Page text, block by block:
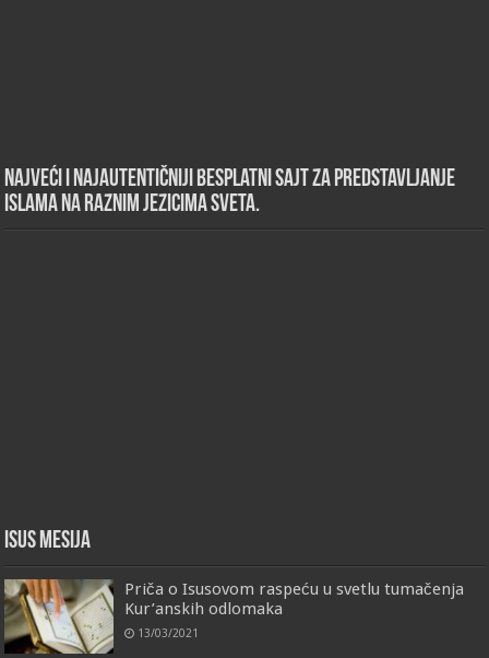
Najveći i najautentičniji besplatni sajt za predstavljanje
islama na raznim jezicima sveta.
Isus Mesija
Priča o Isusovom raspeću u svetlu tumačenja
Kur’anskih odlomaka
13/03/2021